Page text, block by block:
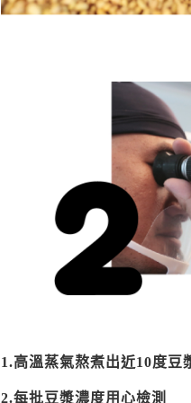
1.高溫蒸氣熬煮出近10度豆
2.每批豆漿濃度用心檢測